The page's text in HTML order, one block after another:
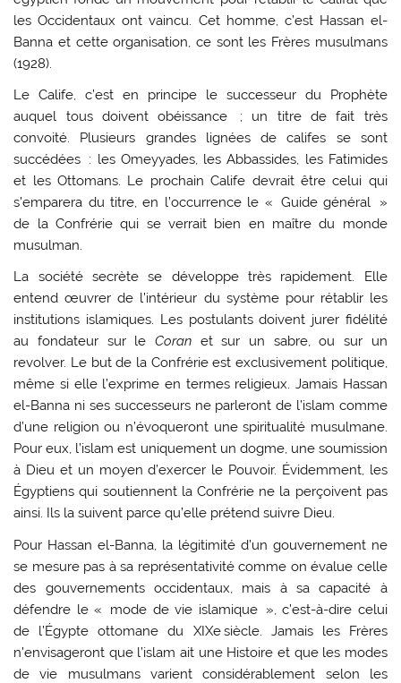
les Occidentaux ont vaincu. Cet homme, c’est Hassan el-
Banna et cette organisation, ce sont les Frères musulmans
(1928).
Le Calife, c’est en principe le successeur du Prophète
auquel tous doivent obéissance ; un titre de fait très
convoité. Plusieurs grandes lignées de califes se sont
succédées : les Omeyyades, les Abbassides, les Fatimides
et les Ottomans. Le prochain Calife devrait être celui qui
s’emparera du titre, en l’occurrence le « Guide général »
de la Confrérie qui se verrait bien en maître du monde
musulman.
La société secrète se développe très rapidement. Elle
entend œuvrer de l’intérieur du système pour rétablir les
institutions islamiques. Les postulants doivent jurer fidélité
au fondateur sur le Coranet sur un sabre, ou sur un
revolver. Le but de la Confrérie est exclusivement politique,
même si elle l’exprime en termes religieux. Jamais Hassan
el-Banna ni ses successeurs ne parleront de l’islam comme
d’une religion ou n’évoqueront une spiritualité musulmane.
Pour eux, l’islam est uniquement un dogme, une soumission
à Dieu et un moyen d’exercer le Pouvoir. Évidemment, les
Égyptiens qui soutiennent la Confrérie ne la perçoivent pas
ainsi. Ils la suivent parce qu’elle prétend suivre Dieu.
Pour Hassan el-Banna, la légitimité d’un gouvernement ne
se mesure pas à sa représentativité comme on évalue celle
des gouvernements occidentaux, mais à sa capacité à
défendre le « mode de vie islamique », c’est-à-dire celui
de l’Égypte ottomane du XIXe siècle. Jamais les Frères
n’envisageront que l’islam ait une Histoire et que les modes
de vie musulmans varient considérablement selon les